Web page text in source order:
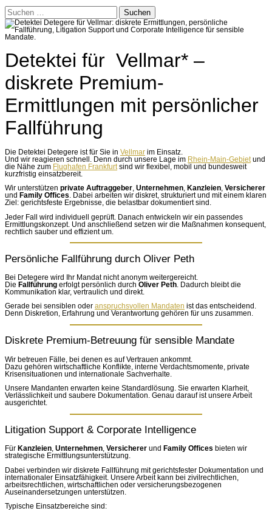
Suchen
nach:
Detektei für Vellmar* –
diskrete Premium-
Ermittlungen mit persönlicher
Fallführung
Die Detektei Detegere ist für Sie in Vellmar im Einsatz.
Und wir reagieren schnell. Denn durch unsere Lage im Rhein-Main-Gebiet und
die Nähe zum Flughafen Frankfurt sind wir flexibel, mobil und bundesweit
kurzfristig einsatzbereit.
Wir unterstützen private Auftraggeber Unternehmen Kanzleien Versicherer
und Family Offices . Dabei arbeiten wir diskret, strukturiert und mit einem klaren
Ziel: gerichtsfeste Ergebnisse, die belastbar dokumentiert sind.
Jeder Fall wird individuell geprüft. Danach entwickeln wir ein passendes
Ermittlungskonzept. Und anschließend setzen wir die Maßnahmen konsequent,
rechtlich sauber und effizient um.
Persönliche Fallführung durch Oliver Peth
Bei Detegere wird Ihr Mandat nicht anonym weitergereicht.
Die Fallführung erfolgt persönlich durch Oliver Peth . Dadurch bleibt die
Kommunikation klar, vertraulich und direkt.
Gerade bei sensiblen oder anspruchsvollen Mandaten ist das entscheidend.
Denn Diskretion, Erfahrung und Verantwortung gehören für uns zusammen.
Diskrete Premium-Betreuung für sensible Mandate
Wir betreuen Fälle, bei denen es auf Vertrauen ankommt.
Dazu gehören wirtschaftliche Konflikte, interne Verdachtsmomente, private
Krisensituationen und internationale Sachverhalte.
Unsere Mandanten erwarten keine Standardlösung. Sie erwarten Klarheit,
Verlässlichkeit und saubere Dokumentation. Genau darauf ist unsere Arbeit
ausgerichtet.
Litigation Support & Corporate Intelligence
Für Kanzleien Unternehmen Versicherer und Family Offices bieten wir
strategische Ermittlungsunterstützung.
Dabei verbinden wir diskrete Fallführung mit gerichtsfester Dokumentation und
internationaler Einsatzfähigkeit. Unsere Arbeit kann bei zivilrechtlichen,
arbeitsrechtlichen, wirtschaftlichen oder versicherungsbezogenen
Auseinandersetzungen unterstützen.
Typische Einsatzbereiche sind: